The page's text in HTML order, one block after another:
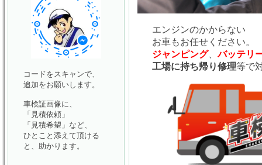
エンジンのかからない
お車もお任せください。
ジャンピング、バッテリ
工場に持ち帰り修理等で
コードをスキャンで、
追加をお願いします。
車検証画像に、
「見積依頼」
「見積希望」など、
ひとこと添えて頂ける
と、助かります。